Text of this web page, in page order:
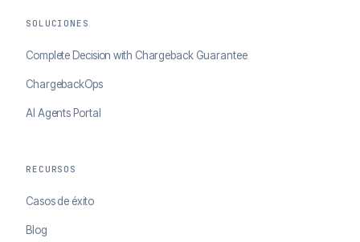
SOLUCIONES
Complete Decision with Chargeback Guarantee
ChargebackOps
AI Agents Portal
RECURSOS
Casos de éxito
Blog